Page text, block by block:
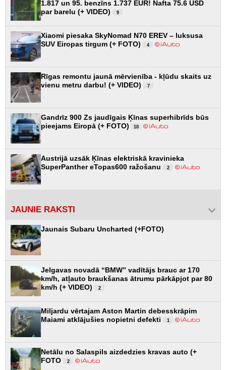
1.817 un 95. benzīns 1.737 EUR! Nafta 75.6 USD
par barelu (+ VIDEO)
9
Xiaomi piesaka SkyNomad N70 EREV – luksusa
SUV Eiropas tirgum (+ FOTO)
4
Rīgas remontu jaunā mērvienība - kļūdu skaits uz
vienu metru darbu! (+ VIDEO)
7
Gandrīz 900 Zs jaudīgais Ķīnas superhibrīds būs
pieejams Eiropā (+ FOTO)
10
Austrijā uzsāk Ķīnas elektriskā kravinieka
SuperPanther eTopas600 ražošanu
2
JAUNIE RAKSTI
Jaunais Subaru Uncharted (+FOTO)
Jelgavas novadā “BMW” vadītājs brauc ar 170
km/h, atļauto braukšanas ātrumu pārkāpjot par 80
km/h (+ VIDEO)
2
Miljardu vērtajam Aston Martin debesskrāpim
Maiami atklājušies nopietni defekti
1
Netālu no Salaspils aizdedzies kravas auto (+
FOTO
2